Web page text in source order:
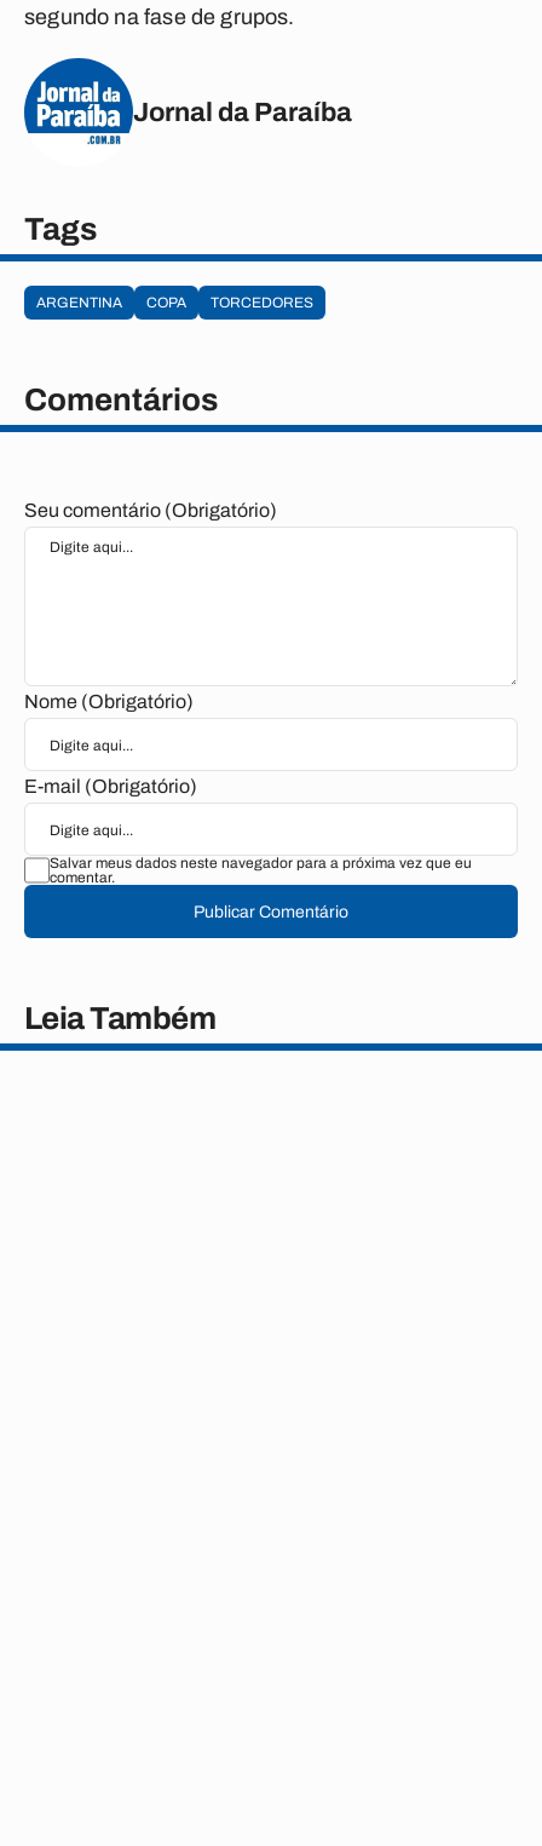
segundo na fase de grupos.
Jornal da Paraíba
Tags
ARGENTINA COPA TORCEDORES
Comentários
Seu comentário (Obrigatório)
Nome (Obrigatório)
E-mail (Obrigatório)
Salvar meus dados neste navegador para a próxima vez que eu
comentar.
Publicar Comentário
Leia Também